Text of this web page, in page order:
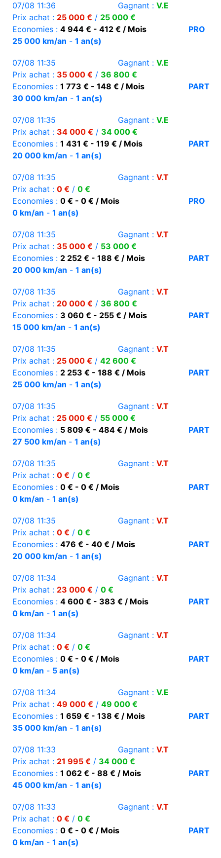
07/08 11:36 Gagnant : V.E
Prix achat : 25 000 € / 25 000 €
Economies : 4 944 € - 412 € / Mois
PRO
25 000 km/an - 1 an(s)
07/08 11:35 Gagnant : V.E
Prix achat : 35 000 € / 36 800 €
Economies : 1 773 € - 148 € / Mois
PART
30 000 km/an - 1 an(s)
07/08 11:35 Gagnant : V.E
Prix achat : 34 000 € / 34 000 €
Economies : 1 431 € - 119 € / Mois
PART
20 000 km/an - 1 an(s)
07/08 11:35 Gagnant : V.T
Prix achat : 0 € / 0 €
Economies : 0 € - 0 € / Mois
PRO
0 km/an - 1 an(s)
07/08 11:35 Gagnant : V.T
Prix achat : 35 000 € / 53 000 €
Economies : 2 252 € - 188 € / Mois
PART
20 000 km/an - 1 an(s)
07/08 11:35 Gagnant : V.T
Prix achat : 20 000 € / 36 800 €
Economies : 3 060 € - 255 € / Mois
PART
15 000 km/an - 1 an(s)
07/08 11:35 Gagnant : V.T
Prix achat : 25 000 € / 42 600 €
Economies : 2 253 € - 188 € / Mois
PART
25 000 km/an - 1 an(s)
07/08 11:35 Gagnant : V.T
Prix achat : 25 000 € / 55 000 €
Economies : 5 809 € - 484 € / Mois
PART
27 500 km/an - 1 an(s)
07/08 11:35 Gagnant : V.T
Prix achat : 0 € / 0 €
Economies : 0 € - 0 € / Mois
PART
0 km/an - 1 an(s)
07/08 11:35 Gagnant : V.T
Prix achat : 0 € / 0 €
Economies : 476 € - 40 € / Mois
PART
20 000 km/an - 1 an(s)
07/08 11:34 Gagnant : V.T
Prix achat : 23 000 € / 0 €
Economies : 4 600 € - 383 € / Mois
PART
0 km/an - 1 an(s)
07/08 11:34 Gagnant : V.T
Prix achat : 0 € / 0 €
Economies : 0 € - 0 € / Mois
PART
0 km/an - 5 an(s)
07/08 11:34 Gagnant : V.E
Prix achat : 49 000 € / 49 000 €
Economies : 1 659 € - 138 € / Mois
PART
35 000 km/an - 1 an(s)
07/08 11:33 Gagnant : V.T
Prix achat : 21 995 € / 34 000 €
Economies : 1 062 € - 88 € / Mois
PART
45 000 km/an - 1 an(s)
07/08 11:33 Gagnant : V.T
Prix achat : 0 € / 0 €
Economies : 0 € - 0 € / Mois
PART
0 km/an - 1 an(s)